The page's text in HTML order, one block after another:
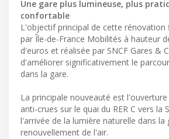
Une gare plus lumineuse, plus
confortable
L'objectif principal de cette rénovation
par Île-de-France Mobilités à hauteur
d'euros et réalisée par SNCF Gares &
d'améliorer significativement le
dans la gare.
La principale nouveauté est
anti-crues sur le quai du RER C vers la
l'arrivée de la lumière naturelle dans la
renouvellement de l'air.